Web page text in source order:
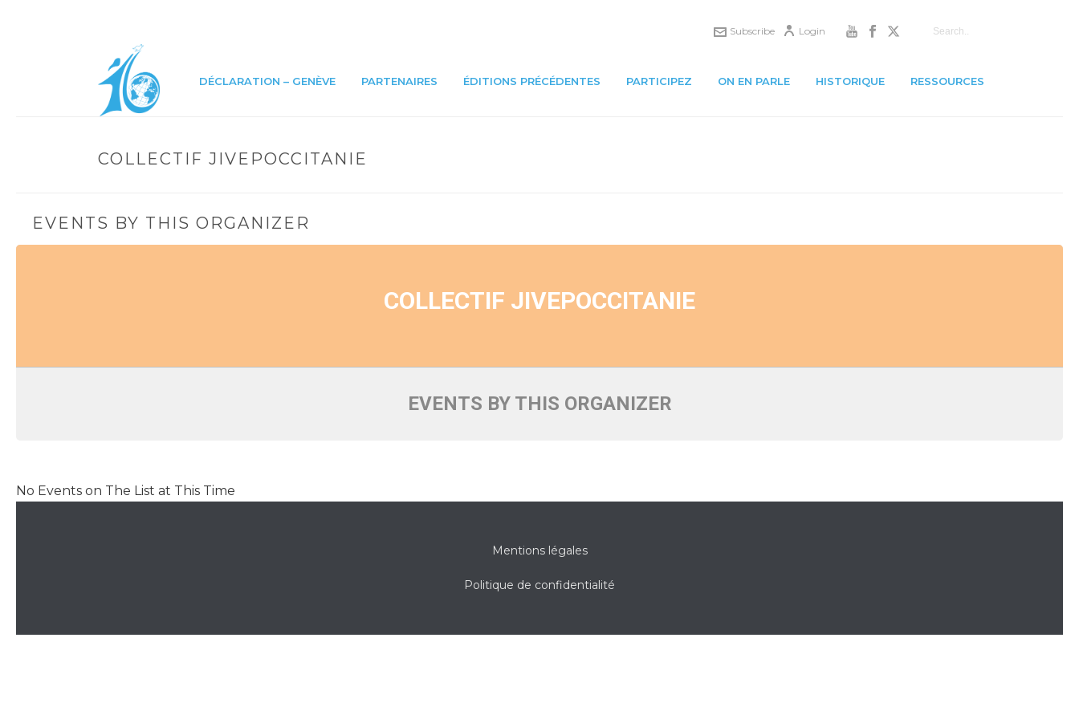
Login
Subscribe
DÉCLARATION – GENÈVE PARTENAIRES ÉDITIONS PRÉCÉDENTES PARTICIPEZ ON EN PARLE HISTORIQUE RESSOURCES
COLLECTIF JIVEPOCCITANIE
EVENTS BY THIS ORGANIZER
COLLECTIF JIVEPOCCITANIE
EVENTS BY THIS ORGANIZER
No Events on The List at This Time
Mentions légales
Politique de confidentialité